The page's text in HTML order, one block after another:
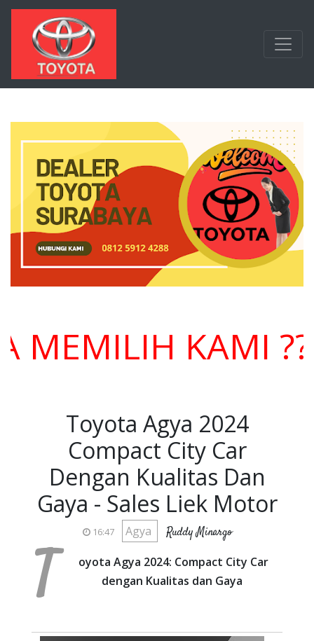
Langsung ke konten utama
KAMI ???
Toyota Agya 2024
Compact City Car
Dengan Kualitas Dan
Gaya - Sales Liek Motor
16:47 Agya Ruddy Minargo
T
oyota Agya 2024: Compact City Car
dengan Kualitas dan Gaya